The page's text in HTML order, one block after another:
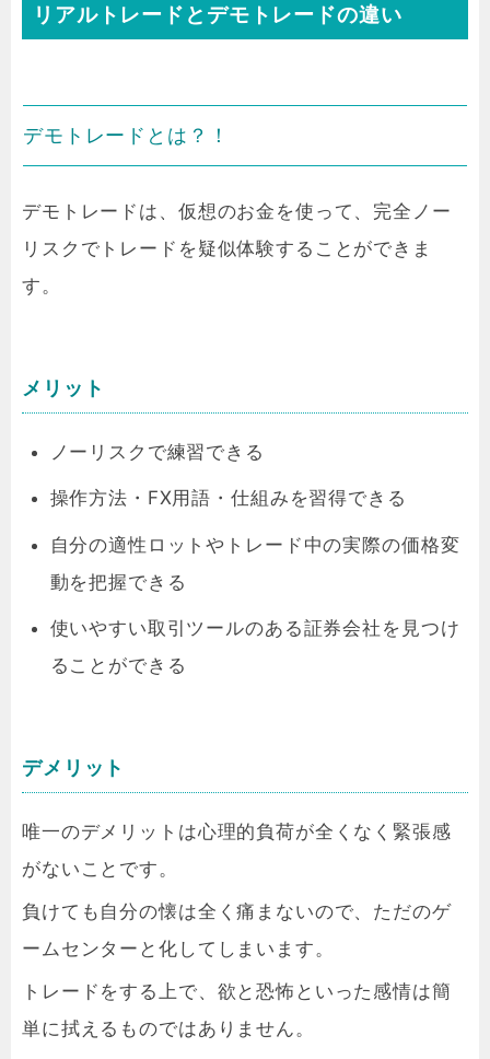
リアルトレードとデモトレードの違い
デモトレードとは？！
デモトレードは、仮想のお金を使って、完全ノー
リスクでトレードを疑似体験することができま
す。
メリット
ノーリスクで練習できる
操作方法・FX用語・仕組みを習得できる
自分の適性ロットやトレード中の実際の価格変
動を把握できる
使いやすい取引ツールのある証券会社を見つけ
ることができる
デメリット
唯一のデメリットは心理的負荷が全くなく緊張感
がないことです。
負けても自分の懐は全く痛まないので、ただのゲ
ームセンターと化してしまいます。
トレードをする上で、欲と恐怖といった感情は簡
単に拭えるものではありません。